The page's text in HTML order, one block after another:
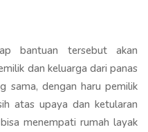
bantuan tersebut akan
dan keluarga dari panas
sama, dengan haru pemilik
atas upaya dan ketularan
menempati rumah layak